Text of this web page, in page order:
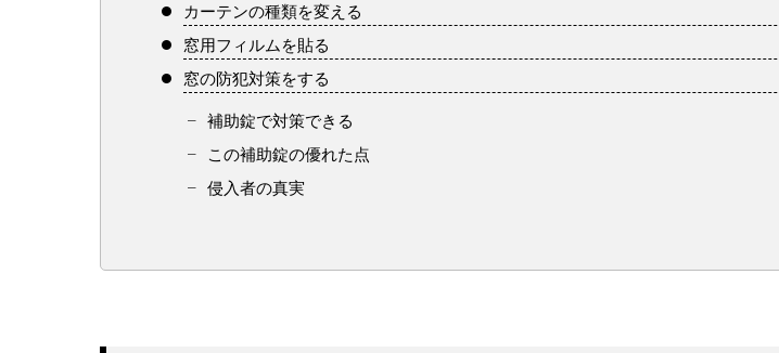
カーテンの種類を変える
窓用フィルムを貼る
窓の防犯対策をする
補助錠で対策できる
この補助錠の優れた点
侵入者の真実